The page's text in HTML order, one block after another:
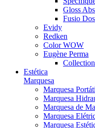
Gloss
Fusio
Evidy
Redken
Color WOW
Eugène Perma
Estética
Marquesa
Marquesa
Marquesa
Marquesa de
Marquesa
Marquesa